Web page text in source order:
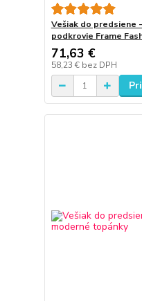
Vešiak do predsiene
podkrovie Frame
71,63 €
58,23 € bez DPH